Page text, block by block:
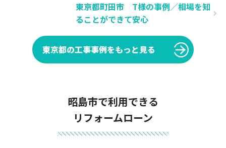
東京都町田市 T様の事例／相場を知
ることができて安心
東京都の工事事例をもっと見る
昭島市で利用できる
リフォームローン